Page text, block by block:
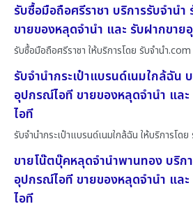
รับซื้อมือถือศรีราชา บริการรับจำน
ขายของหลุดจำนำ และ รับฝากขา
รับซื้อมือถือศรีราชา ให้บริการโดย รับจํานํา
รับจำนำกระเป๋าแบรนด์เนมใกล้ฉัน
อุปกรณ์ไอที ขายของหลุดจำนำ แล
ไอที
รับจำนำกระเป๋าแบรนด์เนมใกล้ฉัน ให้บริการโด
ขายโน๊ตบุ๊คหลุดจำนำพานทอง บริก
อุปกรณ์ไอที ขายของหลุดจำนำ แล
ไอที